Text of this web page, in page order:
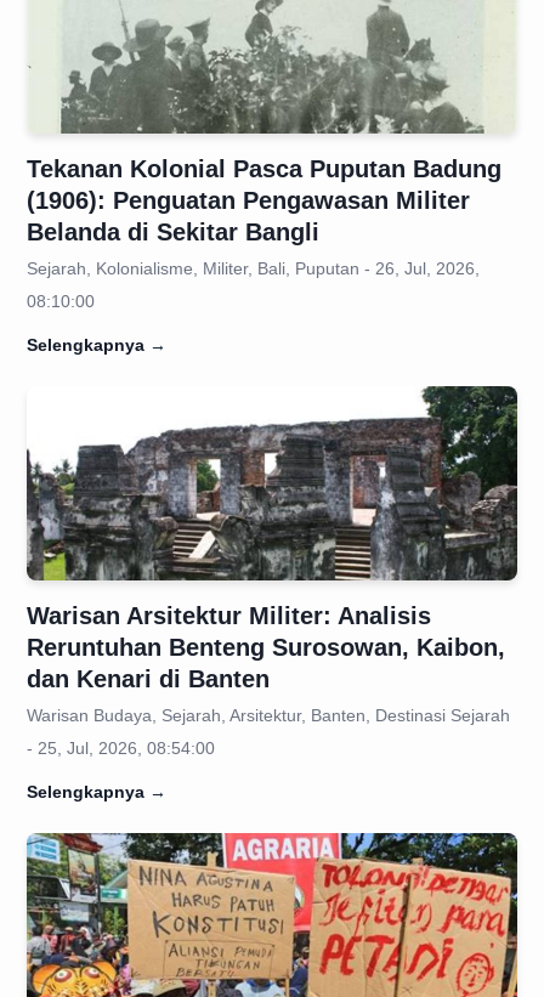
Tekanan Kolonial Pasca Puputan Badung
(1906): Penguatan Pengawasan Militer
Belanda di Sekitar Bangli
Sejarah, Kolonialisme, Militer, Bali, Puputan - 26, Jul, 2026,
08:10:00
Selengkapnya →
Warisan Arsitektur Militer: Analisis
Reruntuhan Benteng Surosowan, Kaibon,
dan Kenari di Banten
Warisan Budaya, Sejarah, Arsitektur, Banten, Destinasi Sejarah
- 25, Jul, 2026, 08:54:00
Selengkapnya →